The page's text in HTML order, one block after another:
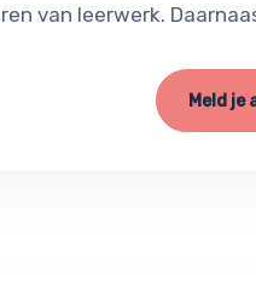
van leerwerk.
Meld je